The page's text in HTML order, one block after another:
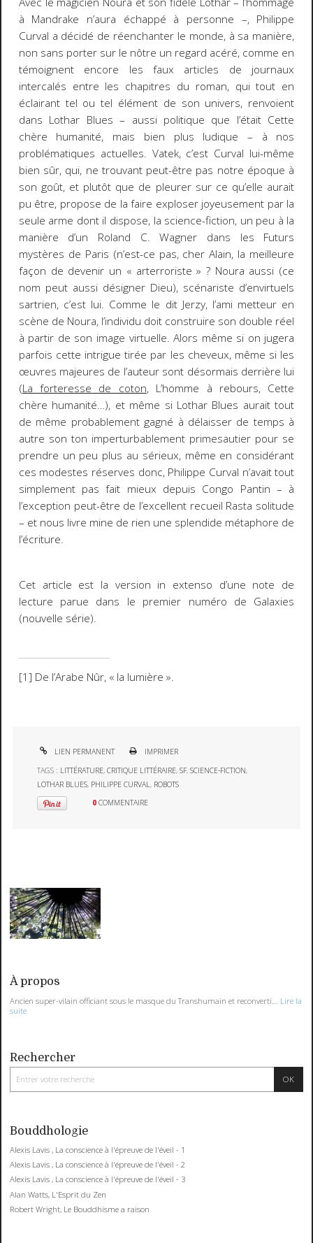
à Mandrake n’aura échappé à personne –, Philippe
Curval a décidé de réenchanter le monde, à sa manière,
non sans porter sur le nôtre un regard acéré, comme en
témoignent encore les faux articles de journaux
intercalés entre les chapitres du roman, qui tout en
éclairant tel ou tel élément de son univers, renvoient
dans Lothar Blues – aussi politique que l’était Cette
chère humanité, mais bien plus ludique – à nos
problématiques actuelles. Vatek, c’est Curval lui-même
bien sûr, qui, ne trouvant peut-être pas notre époque à
son goût, et plutôt que de pleurer sur ce qu’elle aurait
pu être, propose de la faire exploser joyeusement par la
seule arme dont il dispose, la science-fiction, un peu à la
manière d’un Roland C. Wagner dans les Futurs
mystères de Paris (n’est-ce pas, cher Alain, la meilleure
façon de devenir un « arterroriste » ? Noura aussi (ce
nom peut aussi désigner Dieu), scénariste d’envirtuels
sartrien, c’est lui. Comme le dit Jerzy, l’ami metteur en
scène de Noura, l’individu doit construire son double réel
à partir de son image virtuelle. Alors même si on jugera
parfois cette intrigue tirée par les cheveux, même si les
œuvres majeures de l’auteur sont désormais derrière lui
(La forteresse de coton, L’homme à rebours, Cette
chère humanité…), et même si Lothar Blues aurait tout
de même probablement gagné à délaisser de temps à
autre son ton imperturbablement primesautier pour se
prendre un peu plus au sérieux, même en considérant
ces modestes réserves donc, Philippe Curval n’avait tout
simplement pas fait mieux depuis Congo Pantin – à
l’exception peut-être de l’excellent recueil Rasta solitude
– et nous livre mine de rien une splendide métaphore de
l’écriture.
Cet article est la version in extenso d’une note de
lecture parue dans le premier numéro de Galaxies
(nouvelle série).
[1] De l’Arabe Nûr, « la lumière ».
LIEN PERMANENT
IMPRIMER
TAGS : LITTÉRATURE,CRITIQUE LITTÉRAIRE,SF,SCIENCE-FICTION,
LOTHAR BLUES, PHILIPPE CURVAL , ROBOTS
0 COMMENTAIRE
À propos
Ancien super-vilain officiant sous le masque du Transhumain et reconverti...
Lire la
suite
Rechercher
Bouddhologie
Alexis Lavis , La conscience à l'épreuve de l'éveil - 1
Alexis Lavis , La conscience à l'épreuve de l'éveil - 2
Alexis Lavis , La conscience à l'épreuve de l'éveil - 3
Alan Watts, L'Esprit du Zen
Robert Wright, Le Bouddhisme a raison